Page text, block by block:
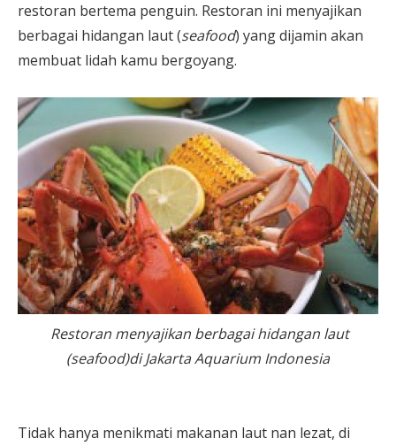
restoran bertema penguin. Restoran ini menyajikan
berbagai hidangan laut (seafood) yang dijamin akan
membuat lidah kamu bergoyang.
Restoran menyajikan berbagai hidangan laut
(seafood)di Jakarta Aquarium Indonesia
Tidak hanya menikmati makanan laut nan lezat, di